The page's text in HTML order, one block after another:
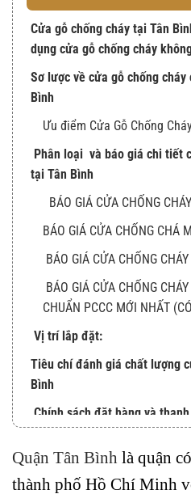
Cửa gỗ chống cháy tại Tân
dụng cửa gỗ chống cháy
Sơ lược về cửa gỗ chống
Bình
Ưu điểm Cửa Gỗ Chống
Phân loại và báo giá chi tiết
tại Tân Bình
BÁO GIÁ CỬA CHỐNG
BÁO GIÁ CỬA CHỐNG CHÁ
BÁO GIÁ CỬA CHỐNG
BÁO GIÁ CỬA CHỐNG
CHUẨN PCCC MỚI NHẤT
Vị trí lắp đặt:
Tiêu chí đánh giá chất lượng
Bình
Chính sách đặt hàng và
Hệ thống showroom Kingdoor
Quận Tân Bình là quận
thành phố Hồ Chí Minh